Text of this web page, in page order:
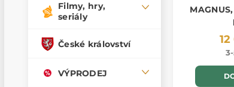
Filmy, hry,
seriály
České království
VÝPRODEJ